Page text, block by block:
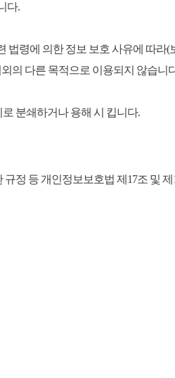
다.
법령에 의한 정보 보호 사유에 따라(
의 다른 목적으로 이용되지 않습니
분쇄하거나 용해 시 킵니다.
정 등 개인정보보호법 제17조 및 제